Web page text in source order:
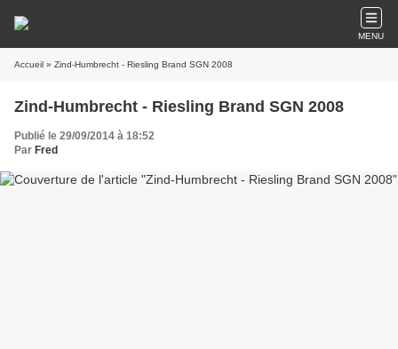
MENU
Accueil » Zind-Humbrecht - Riesling Brand SGN 2008
Zind-Humbrecht - Riesling Brand SGN 2008
Publié le 29/09/2014 à 18:52
Par Fred